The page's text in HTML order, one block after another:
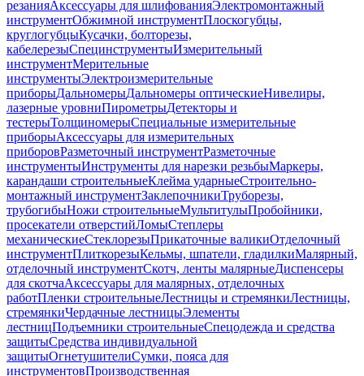
резанияАксессуары для шлифованияЭлектромонтажный
инструментОбжимной инструментПлоскогубцы,
круглогубцыКусачки, болторезы,
кабелерезыСпецинструментыИзмерительный
инструментМерительные
инструментыЭлектроизмерительные
приборыДальномерыДальномеры оптическиеНивелиры,
лазерные уровниПирометрыДетекторы и
тестерыТолщиномерыСпециальные измерительные
приборыАксессуары для измерительных
приборовРазметочный инструментРазметочные
инструментыИнструменты для нарезки резьбыМаркеры,
карандаши строительныеКлейма ударныеСтроительно-
монтажный инструментЗаклепочникиТруборезы,
трубогибыНожи строительныеМультитулыПробойники,
просекатели отверстийЛомыСтеплеры
механическиеСтеклорезыПрикаточные валикиОтделочный
инструментПлиткорезыКельмы, шпатели, гладилкиМалярный,
отделочный инструментСкотч, ленты малярныеДиспенсеры
для скотчаАксессуары для малярных, отделочных
работПленки строительныеЛестницы и стремянкиЛестницы,
стремянкиЧердачные лестницыЭлементы
лестницПодъемники строительныеСпецодежда и средства
защитыСредства индивидуальной
защитыОгнетушителиСумки, пояса для
инструментовПроизводственная